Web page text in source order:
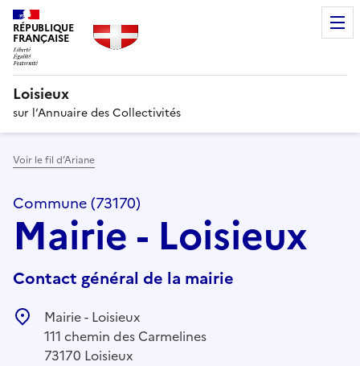
RÉPUBLIQUE
FRANÇAISE
Loisieux
sur l’Annuaire des Collectivités
Voir le fil d’Ariane
Commune (73170)
Mairie - Loisieux
Contact général de la mairie
Mairie - Loisieux
111 chemin des Carmelines
73170 Loisieux